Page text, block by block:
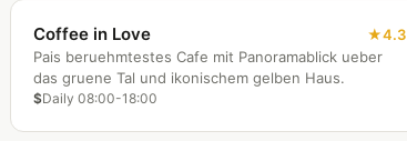
Coffee in Love
4.3
Pais beruehmtestes Cafe mit Panoramablick ueber
das gruene Tal und ikonischem gelben Haus.
$Daily 08:00-18:00